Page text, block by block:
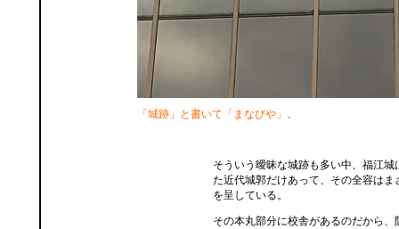
「城跡」と書いて「まなびや」。
そういう曖昧な城跡も多い中、福江城
た近代城郭だけあって、その全容はま
を呈している。
その本丸部分に校舎があるのだから、